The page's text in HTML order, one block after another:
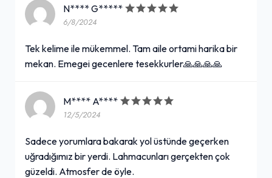
N**** G*****
6/8/2024
Tek kelime ile mükemmel. Tam aile ortami harika bir
mekan. Emegei gecenlere tesekkurler🙏🙏🙏🙏
M**** A****
12/5/2024
Sadece yorumlara bakarak yol üstünde geçerken
uğradığımız bir yerdi. Lahmacunları gerçekten çok
güzeldi. Atmosfer de öyle.